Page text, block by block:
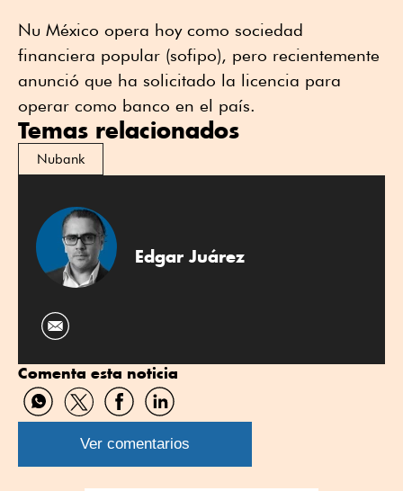
Nu México opera hoy como sociedad
financiera popular (sofipo), pero recientemente
anunció que ha solicitado la licencia para
operar como banco en el país.
Temas relacionados
Nubank
Edgar Juárez
Comenta esta noticia
Compartir
por
WhatsApp
Compartir
por
Twitter
Compartir
por
Facebook
Compartir
por
Linkedin
Ver comentarios